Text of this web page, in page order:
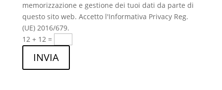
memorizzazione e gestione dei tuoi dati da parte di
questo sito web. Accetto l'Informativa Privacy Reg.
(UE) 2016/679.
12 + 12=
INVIA